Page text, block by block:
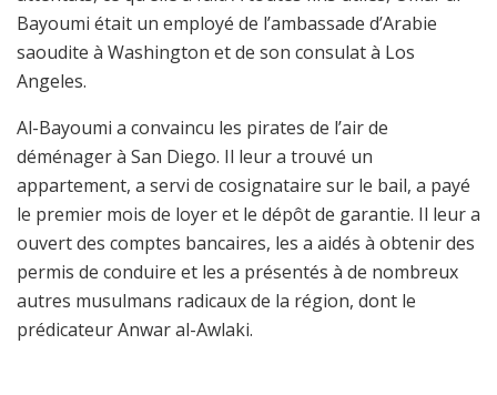
Bayoumi était un employé de l’ambassade d’Arabie
saoudite à Washington et de son consulat à Los
Angeles.
Al-Bayoumi a convaincu les pirates de l’air de
déménager à San Diego. Il leur a trouvé un
appartement, a servi de cosignataire sur le bail, a payé
le premier mois de loyer et le dépôt de garantie. Il leur a
ouvert des comptes bancaires, les a aidés à obtenir des
permis de conduire et les a présentés à de nombreux
autres musulmans radicaux de la région, dont le
prédicateur Anwar al-Awlaki.